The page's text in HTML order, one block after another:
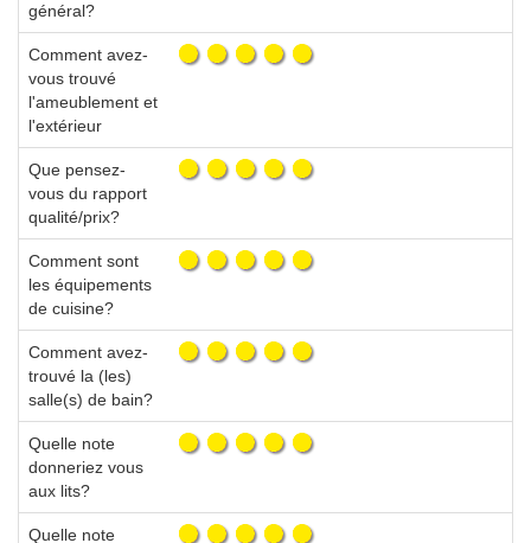
général?
Comment avez-
vous trouvé
l'ameublement et
l'extérieur
Que pensez-
vous du rapport
qualité/prix?
Comment sont
les équipements
de cuisine?
Comment avez-
trouvé la (les)
salle(s) de bain?
Quelle note
donneriez vous
aux lits?
Quelle note